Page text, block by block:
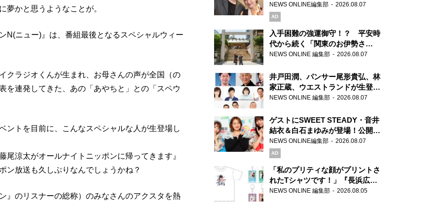
夢かと思うようなことが。
N(ニュー)』は、番組最後となるスペシャルウィー
クラジオくんが生まれ、お母さんの声が全国（の
を連発してきた、あの「あやちと」との「スペウ
ントを目前に、こんなスペシャルな人が生登場し
涼太がオールナイトニッポンに帰ってきます』
ン放送も久しぶりなんでしょうかね？
』のリスナーの総称）のみなさんのアクスタを熱
NEWS ONLINE編集部 2026.08.07
AD
入手困難の強運御守！？ 平安時
代から続く「関東のお伊勢さ
ま」、芝大神宮にてランパンプス
NEWS ONLINE 編集部 2026.08.07
井戸田潤、パンサー尾形貴弘、林
家正蔵、ウエストランドが生登
場！『ラジオビバリー昼ズ』
NEWS ONLINE 編集部 2026.08.07
ゲストにSWEET STEADY・音井
結衣＆白石まゆみが登場！公開収
録で素顔全開！
NEWS ONLINE編集部 2026.08.07
AD
「私のプリティな顔がプリントさ
れたTシャツです！」『長浜広奈
天下無双』初の番組グッズ発売
NEWS ONLINE 編集部 2026.08.05